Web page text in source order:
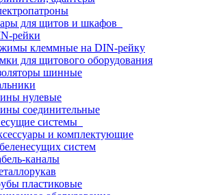
для щитов и шкафов
рейки
клеммные на DIN-рейку
для щитового оборудования
шинные
нулевые
соединительные
системы
и комплектующие
систем
каналы
пластиковые